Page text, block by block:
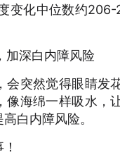
变化中位数约
加深白内障风险
会突然觉得眼睛发
像海绵一样吸水，
白内障风险。